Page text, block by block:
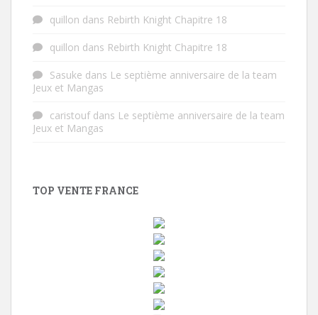
quillon dans Rebirth Knight Chapitre 18
quillon dans Rebirth Knight Chapitre 18
Sasuke dans Le septième anniversaire de la team
Jeux et Mangas
caristoufdans Le septième anniversaire de la team
Jeux et Mangas
TOP VENTE FRANCE